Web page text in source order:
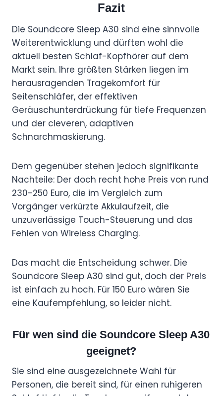
Fazit
Die Soundcore Sleep A30 sind eine sinnvolle
Weiterentwicklung und dürften wohl die
aktuell besten Schlaf-Kopfhörer auf dem
Markt sein. Ihre größten Stärken liegen im
herausragenden Tragekomfort für
Seitenschläfer, der effektiven
Geräuschunterdrückung für tiefe Frequenzen
und der cleveren, adaptiven
Schnarchmaskierung.
Dem gegenüber stehen jedoch signifikante
Nachteile: Der doch recht hohe Preis von rund
230-250 Euro, die im Vergleich zum
Vorgänger verkürzte Akkulaufzeit, die
unzuverlässige Touch-Steuerung und das
Fehlen von Wireless Charging.
Das macht die Entscheidung schwer. Die
Soundcore Sleep A30 sind gut, doch der Preis
ist einfach zu hoch. Für 150 Euro wären Sie
eine Kaufempfehlung, so leider nicht.
Für wen sind die Soundcore Sleep A30
geeignet?
Sie sind eine ausgezeichnete Wahl für
Personen, die bereit sind, für einen ruhigeren